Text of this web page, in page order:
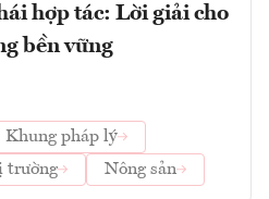
hợp tác: Lời giải cho
bền vững
Khung pháp lý
trường Nông sản